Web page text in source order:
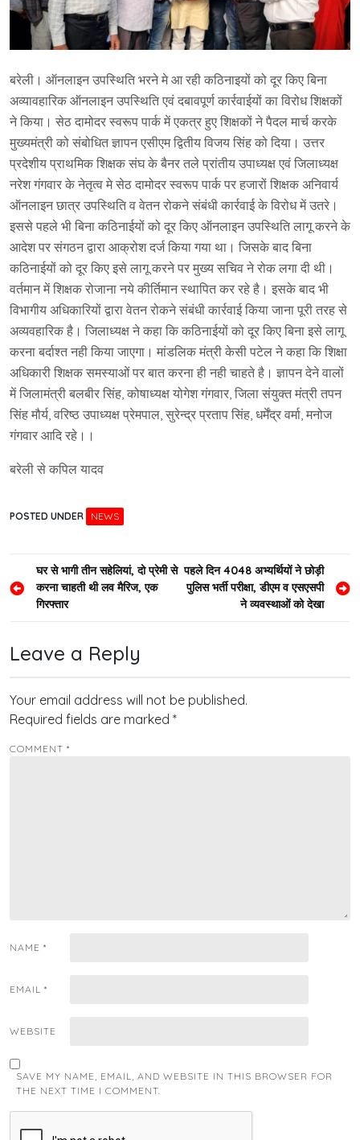
बरेली। ऑनलाइन उपस्थिति भरने मे आ रही कठिनाइयों को दूर किए बिना
अव्यावहारिक ऑनलाइन उपस्थिति एवं दबावपूर्ण कार्रवाईयों का विरोध शिक्षकों
ने किया। सेठ दामोदर स्वरूप पार्क में एकत्र हुए शिक्षकों ने पैदल मार्च करके
मुख्यमंत्री को संबोधित ज्ञापन एसीएम द्वितीय विजय सिंह को दिया। उत्तर
प्रदेशीय प्राथमिक शिक्षक संघ के बैनर तले प्रांतीय उपाध्यक्ष एवं जिलाध्यक्ष
नरेश गंगवार के नेतृत्व मे सेठ दामोदर स्वरूप पार्क पर हजारों शिक्षक अनिवार्य
ऑनलाइन छात्र उपस्थिति व वेतन रोकने संबंधी कार्रवाई के विरोध में उतरे।
इससे पहले भी बिना कठिनाईयों को दूर किए ऑनलाइन उपस्थिति लागू करने के
आदेश पर संगठन द्वारा आक्रोश दर्ज किया गया था। जिसके बाद बिना
कठिनाईयों को दूर किए इसे लागू करने पर मुख्य सचिव ने रोक लगा दी थी।
वर्तमान में शिक्षक रोजाना नये कीर्तिमान स्थापित कर रहे है। इसके बाद भी
विभागीय अधिकारियों द्वारा वेतन रोकने संबंधी कार्रवाई किया जाना पूरी तरह से
अव्यवहारिक है। जिलाध्यक्ष ने कहा कि कठिनाईयों को दूर किए बिना इसे लागू
करना बर्दाश्त नही किया जाएगा। मांडलिक मंत्री केसी पटेल ने कहा कि शिक्षा
अधिकारी शिक्षक समस्याओं पर बात करना ही नही चाहते है। ज्ञापन देने वालों
में जिलामंत्री बलबीर सिंह, कोषाध्यक्ष योगेश गंगवार, जिला संयुक्त मंत्री तपन
सिंह मौर्य, वरिष्ठ उपाध्यक्ष प्रेमपाल, सुरेन्द्र प्रताप सिंह, धर्मेंद्र वर्मा, मनोज
गंगवार आदि रहे।।
बरेली से कपिल यादव
POSTED UNDER NEWS
Post
navigation
घर से भागी तीन सहेलियां, दो प्रेमी से
करना चाहती थी लव मैरिज, एक
गिरफ्तार
पहले दिन 4048 अभ्यर्थियों ने छोड़ी
पुलिस भर्ती परीक्षा, डीएम व एसएसपी
ने व्यवस्थाओं को देखा
Leave a Reply
Your email address will not be published.
Required fields are marked *
COMMENT *
NAME *
EMAIL *
WEBSITE
SAVE MY NAME, EMAIL, AND WEBSITE IN THIS BROWSER FOR
THE NEXT TIME I COMMENT.